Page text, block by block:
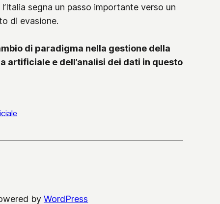
segna un passo importante verso un
di evasione.
di paradigma nella gestione della
artificiale e dell’analisi dei dati in questo
byWordPress